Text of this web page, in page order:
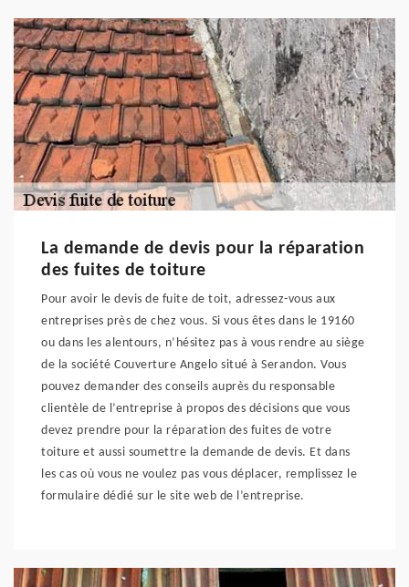
La demande de devis pour la réparation
des fuites de toiture
Pour avoir le devis de fuite de toit, adressez-vous aux
entreprises près de chez vous. Si vous êtes dans le 19160
ou dans les alentours, n’hésitez pas à vous rendre au siège
de la société Couverture Angelo situé à Serandon. Vous
pouvez demander des conseils auprès du responsable
clientèle de l’entreprise à propos des décisions que vous
devez prendre pour la réparation des fuites de votre
toiture et aussi soumettre la demande de devis. Et dans
les cas où vous ne voulez pas vous déplacer, remplissez le
formulaire dédié sur le site web de l’entreprise.